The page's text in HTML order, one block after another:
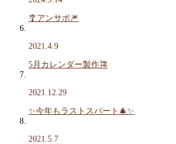
🎐アンサポ🎆
2021.4.9
5月カレンダー製作🎏
2021.12.29
✨今年もラストスパート🎄✨
2021.5.7